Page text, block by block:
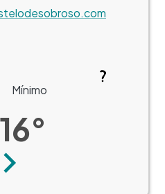
Mínimo
16°
Seguinte